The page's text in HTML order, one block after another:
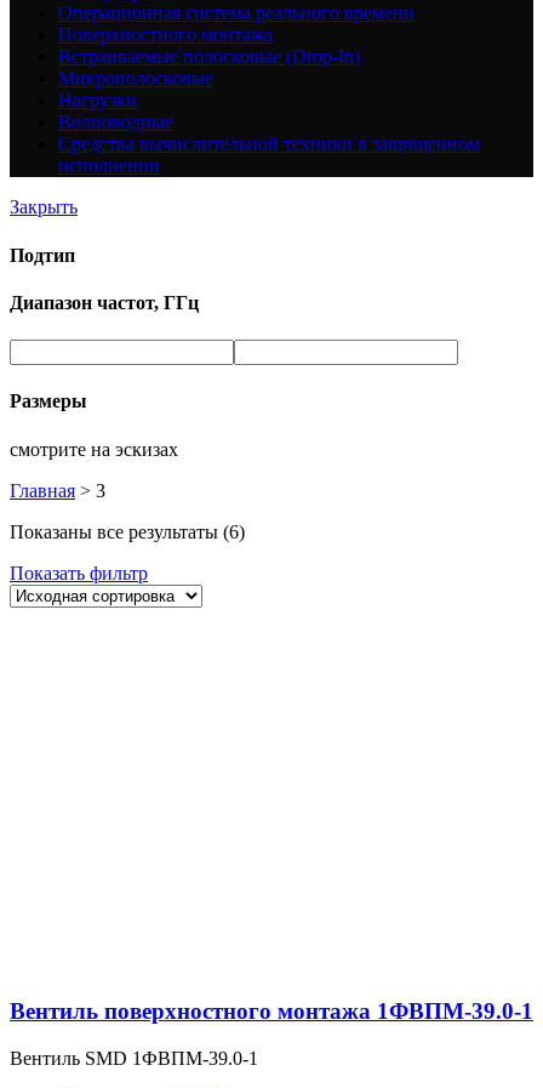
Операционная система реального времени
Поверхностного монтажа
Встраиваемые полосковые (Drop-In)
Микрополосковые
Нагрузки
Волноводные
Средства вычислительной техники в защищенном
исполнении
Закрыть
Подтип
Диапазон частот, ГГц
Размеры
смотрите на эскизах
Главная > 3
Показаны все результаты (6)
Показать фильтр
Вентиль поверхностного монтажа 1ФВПМ-39.0-1
Вентиль SMD 1ФВПМ-39.0-1